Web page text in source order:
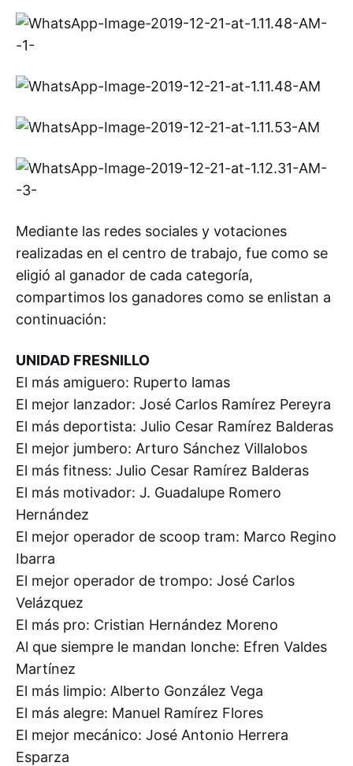
Mediante las redes sociales y votaciones
realizadas en el centro de trabajo, fue como se
eligió al ganador de cada categoría,
compartimos los ganadores como se enlistan a
continuación:
UNIDAD FRESNILLO
El más amiguero: Ruperto lamas
El mejor lanzador: José Carlos Ramírez Pereyra
El más deportista: Julio Cesar Ramírez Balderas
El mejor jumbero: Arturo Sánchez Villalobos
El más fitness: Julio Cesar Ramírez Balderas
El más motivador: J. Guadalupe Romero
Hernández
El mejor operador de scoop tram: Marco Regino
Ibarra
El mejor operador de trompo: José Carlos
Velázquez
El más pro: Cristian Hernández Moreno
Al que siempre le mandan lonche: Efren Valdes
Martínez
El más limpio: Alberto González Vega
El más alegre: Manuel Ramírez Flores
El mejor mecánico: José Antonio Herrera
Esparza